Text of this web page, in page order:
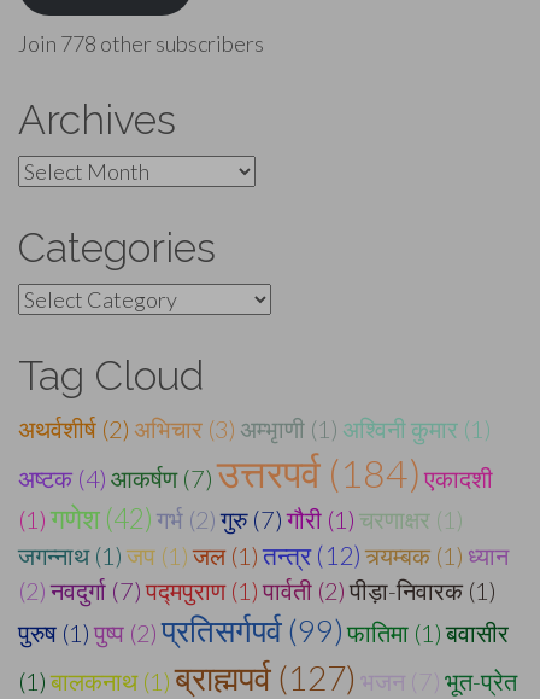
Join 778 other subscribers
Archives
Archives
Categories
Categories
Tag Cloud
अथर्वशीर्ष (2) अभिचार (3) अम्भृाणी (1) अश्विनी कुमार (1)
अष्टक (4) आकर्षण (7) उत्तरपर्व (184) एकादशी
(1) गणेश (42) गर्भ (2) गुरु (7) गौरी (1) चरणाक्षर (1)
जगन्नाथ (1) जप (1) जल (1) तन्त्र (12) त्र्यम्बक (1) ध्यान
(2) नवदुर्गा (7) पद्मपुराण (1) पार्वती (2) पीड़ा-निवारक (1)
पुरुष (1) पुष्प (2) प्रतिसर्गपर्व (99) फातिमा (1) बवासीर
(1) बालकनाथ (1) ब्राह्मपर्व (127) भजन (7) भूत-प्रेत